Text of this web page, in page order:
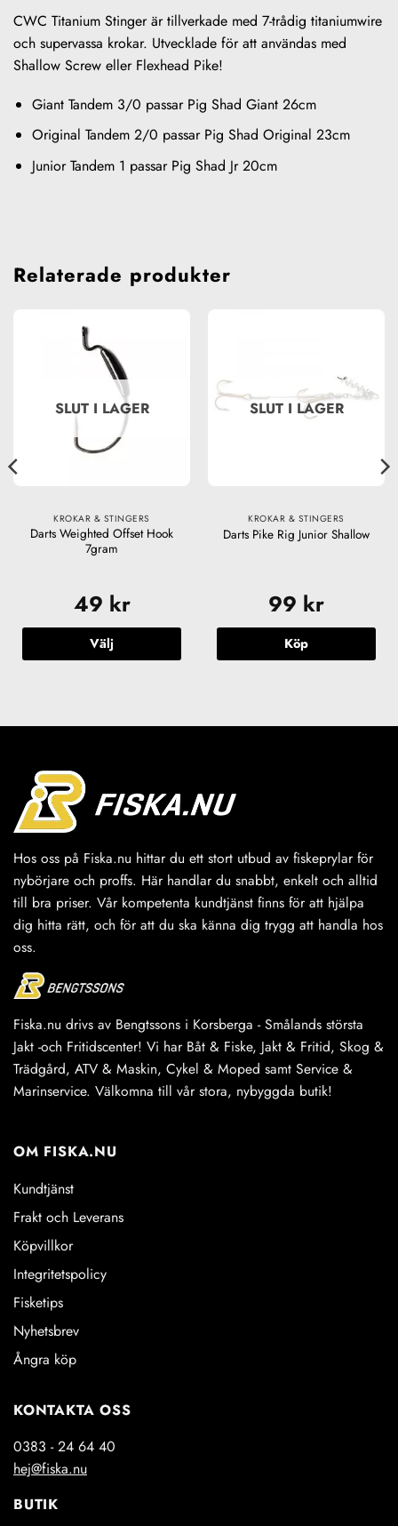
CWC Titanium Stinger är tillverkade med 7-trådig titaniumwire
och supervassa krokar. Utvecklade för att användas med
Shallow Screw eller Flexhead Pike!
Giant Tandem 3/0 passar Pig Shad Giant 26cm
Original Tandem 2/0 passar Pig Shad Original 23cm
Junior Tandem 1 passar Pig Shad Jr 20cm
Relaterade produkter
SLUT I LAGER
KROKAR & STINGERS
Darts Weighted Offset Hook
7gram
49 kr
Välj
har
olika
alternativen
väljas
på
produktsidan
SLUT I LAGER
KROKAR & STINGERS
Darts Pike Rig Junior Shallow
99 kr
Köp
Hos oss på Fiska.nu hittar du ett stort utbud av fiskeprylar för
nybörjare och proffs. Här handlar du snabbt, enkelt och alltid
till bra priser. Vår kompetenta kundtjänst finns för att hjälpa
dig hitta rätt, och för att du ska känna dig trygg att handla hos
oss.
Fiska.nu drivs av Bengtssons i Korsberga - Smålands största
Jakt -och Fritidscenter! Vi har Båt & Fiske, Jakt & Fritid, Skog &
Trädgård, ATV & Maskin, Cykel & Moped samt Service &
Marinservice. Välkomna till vår stora, nybyggda butik!
OM FISKA.NU
Kundtjänst
Frakt och Leverans
Köpvillkor
Integritetspolicy
Fisketips
Nyhetsbrev
Ångra köp
KONTAKTA OSS
0383 - 24 64 40
hej@fiska.nu
BUTIK